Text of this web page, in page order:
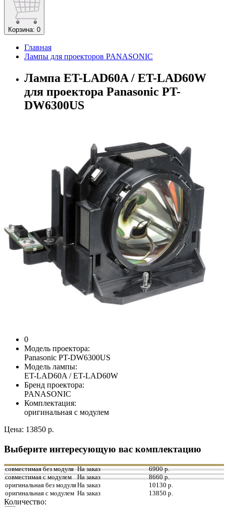
Корзина: 0
Главная
Лампы для проекторов PANASONIC
Лампа ET-LAD60A / ET-LAD60W
для проектора Panasonic PT-
DW6300US
0
Модель проектора:
Panasonic PT-DW6300US
Модель лампы:
ET-LAD60A / ET-LAD60W
Бренд проектора:
PANASONIC
Комплектация:
оригинальная с модулем
Цена: 13850 р.
Выберите интересующую вас комплектацию
совместимая без модуля На заказ
6900 р.
совместимая с модулем
На заказ
8660 р.
оригинальная без модуляНа заказ
10130 р.
оригинальная с модулем На заказ 13850 р.
Количество: